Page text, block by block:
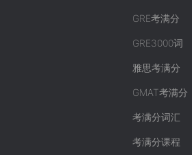
GRE考满分
GRE3000词
雅思考满分
GMAT考满分
考满分词汇
考满分课程